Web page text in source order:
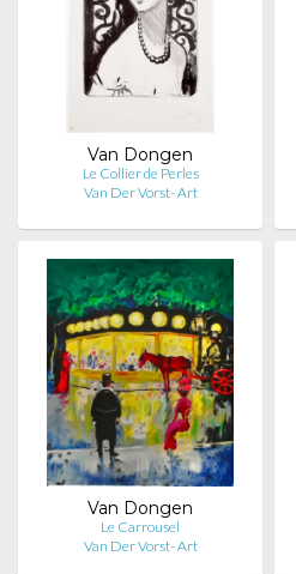
Van Dongen
Le Collier de Perles
Van Der Vorst- Art
Van Dongen
Le Carrousel
Van Der Vorst- Art